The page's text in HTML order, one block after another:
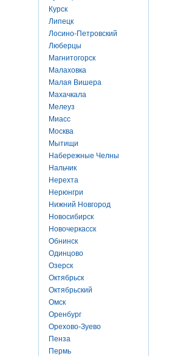
Курск
Липецк
Лосино-Петровский
Люберцы
Магнитогорск
Малаховка
Малая Вишера
Махачкала
Мелеуз
Миасс
Москва
Мытищи
Набережные Челны
Нальчик
Нерехта
Нерюнгри
Нижний Новгород
Новосибирск
Новочеркасск
Обнинск
Одинцово
Озерск
Октябрьск
Октябрьский
Омск
Оренбург
Орехово-Зуево
Пенза
Пермь